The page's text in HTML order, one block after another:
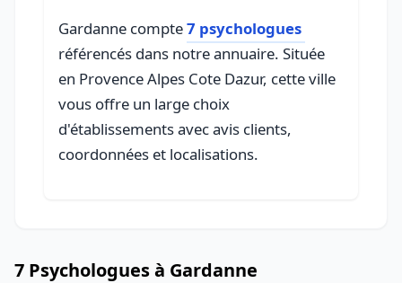
Gardanne compte7 psychologues
référencés dans notre annuaire. Située
en Provence Alpes Cote Dazur, cette ville
vous offre un large choix
d'établissements avec avis clients,
coordonnées et localisations.
7 Psychologues à Gardanne